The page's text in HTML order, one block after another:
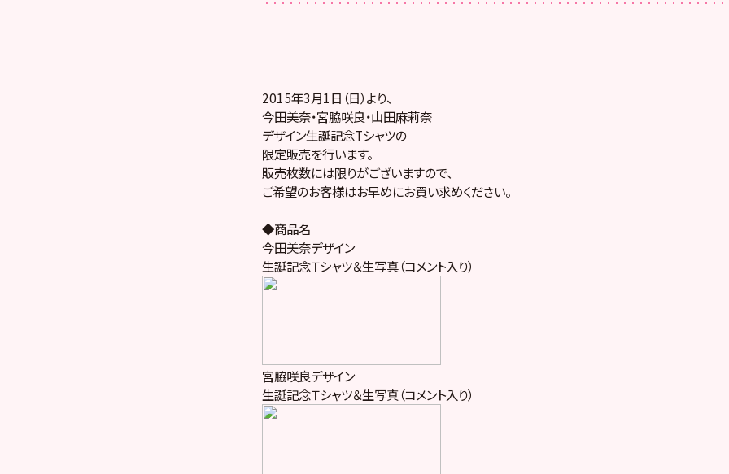
2015年3月1日（日）より、
今田美奈・宮脇咲良・山田麻莉奈
デザイン生誕記念Tシャツの
限定販売を行います。
販売枚数には限りがございますので、
ご希望のお客様はお早めにお買い求めください。
◆商品名
今田美奈デザイン
生誕記念Ｔシャツ＆生写真（コメント入り）
宮脇咲良デザイン
生誕記念Ｔシャツ＆生写真（コメント入り）